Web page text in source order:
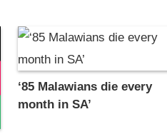
‘85 Malawians die every
month in SA’